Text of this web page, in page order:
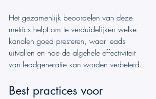
Het gezamenlijk beoordelen van deze
metrics helpt om te verduidelijken welke
kanalen goed presteren, waar leads
uitvallen en hoe de algehele effectiviteit
van leadgeneratie kan worden verbeterd.
Best practices voor